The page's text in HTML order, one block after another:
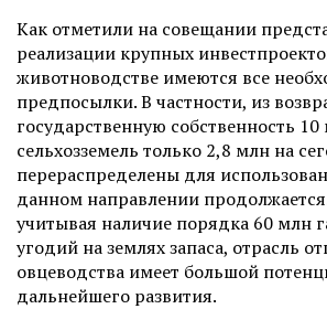
Как отметили на совещании
реализации крупных
животноводстве имеются все
предпосылки. В частности, из
государственную собственность 10
сельхозземель только 2,8 млн на
перераспределены для
данном направлении
учитывая наличие порядка 60 млн
угодий на землях запаса, отрасль
овцеводства имеет большой
дальнейшего развития.